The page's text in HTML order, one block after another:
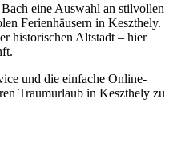
eine Auswahl an stilvollen
Ferienhäusern in Keszthely.
historischen Altstadt – hier
und die einfache Online-
Traumurlaub in Keszthely zu